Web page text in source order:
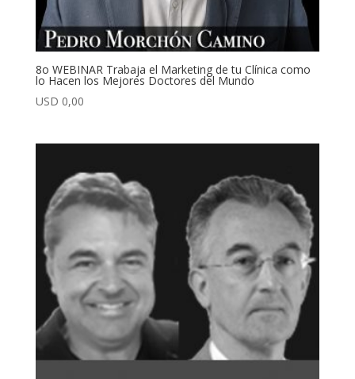
8o WEBINAR Trabaja el Marketing de tu Clínica como
lo Hacen los Mejores Doctores del Mundo
USD 0,00